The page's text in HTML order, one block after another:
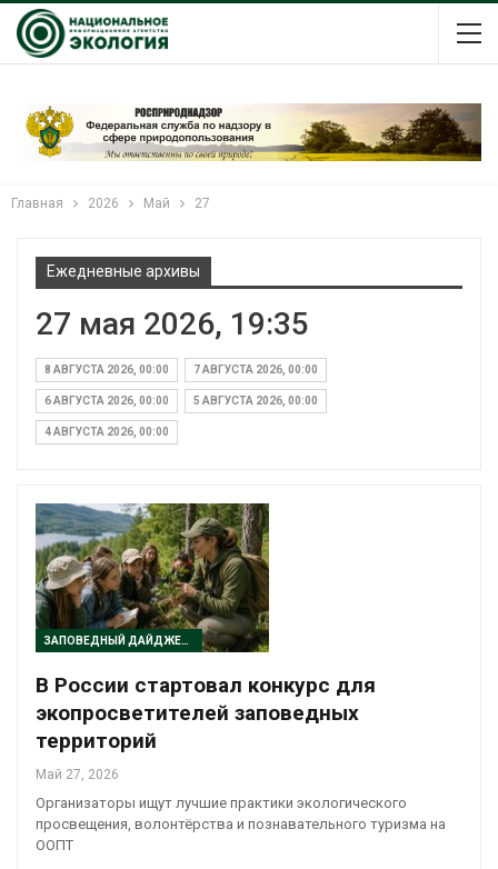
Главная 2026 Май 27
Ежедневные архивы
27 мая 2026, 19:35
8 АВГУСТА 2026, 00:00 7 АВГУСТА 2026, 00:00
6 АВГУСТА 2026, 00:00 5 АВГУСТА 2026, 00:00
4 АВГУСТА 2026, 00:00
ЗАПОВЕДНЫЙ ДАЙДЖЕСТ
В России стартовал конкурс для
экопросветителей заповедных
территорий
Май 27, 2026
Организаторы ищут лучшие практики экологического
просвещения, волонтёрства и познавательного туризма на
ООПТ